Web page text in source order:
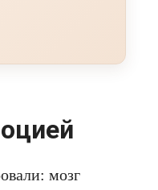
мозг